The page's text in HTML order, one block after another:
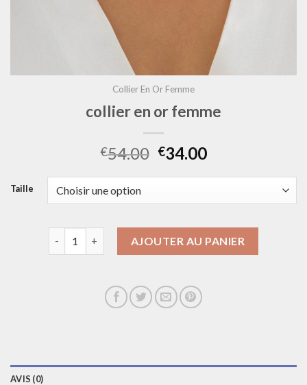
Collier En Or Femme
collier en or femme
€54.00 €34.00
Taille
AJOUTER AU PANIER
AVIS (0)